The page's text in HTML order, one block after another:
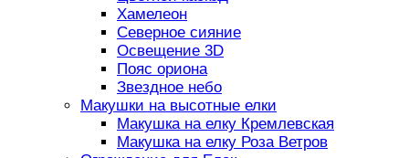
Хамелеон
Северное сияние
Освещение 3D
Пояс ориона
Звездное небо
Макушки на высотные елки
Макушка на елку Кремлевская
Макушка на елку Роза Ветров